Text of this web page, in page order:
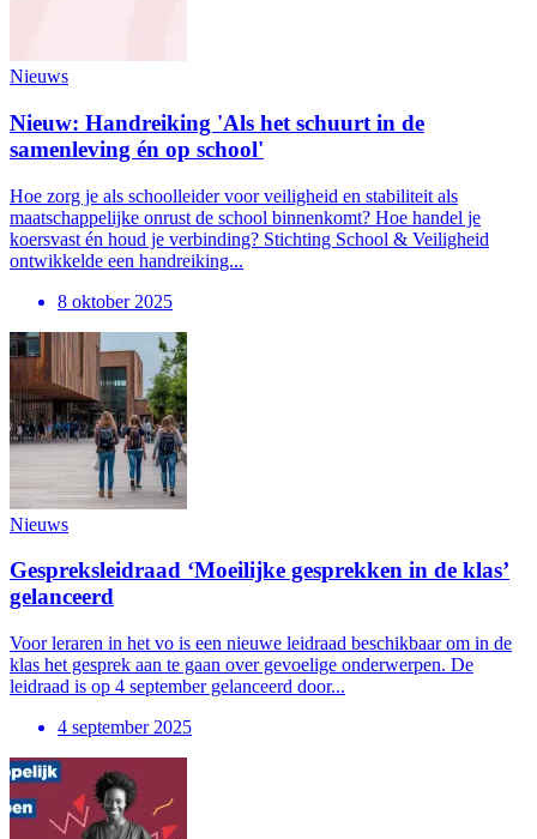
Nieuws
Nieuw: Handreiking 'Als het schuurt in de
samenleving én op school'
Hoe zorg je als schoolleider voor veiligheid en stabiliteit als
maatschappelijke onrust de school binnenkomt? Hoe handel je
koersvast én houd je verbinding? Stichting School & Veiligheid
ontwikkelde een handreiking...
8 oktober 2025
Nieuws
Gespreksleidraad ‘Moeilijke gesprekken in de klas’
gelanceerd
Voor leraren in het vo is een nieuwe leidraad beschikbaar om in de
klas het gesprek aan te gaan over gevoelige onderwerpen. De
leidraad is op 4 september gelanceerd door...
4 september 2025